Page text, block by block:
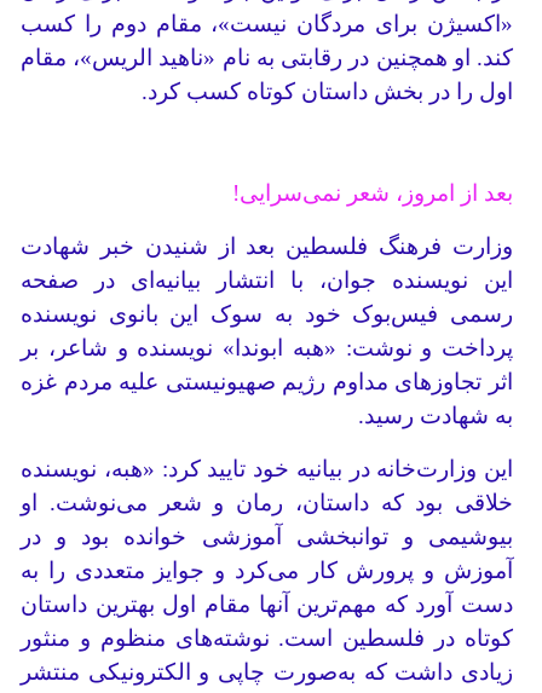
«اکسیژن برای مردگان نیست»، مقام دوم را کسب
کند. او همچنین در رقابتی به نام «ناهید الریس»، مقام
اول را در بخش داستان کوتاه کسب کرد.
بعد از امروز، شعر نمی‌سرایی!
وزارت فرهنگ فلسطین بعد از شنیدن خبر شهادت
این نویسنده جوان، با انتشار بیانیه‌ای در صفحه
رسمی فیس‌بوک خود به سوک این بانوی نویسنده
پرداخت و نوشت: «هبه ابوندا» نویسنده و شاعر، بر
اثر تجاوزهای مداوم رژیم صهیونیستی علیه مردم غزه
به شهادت رسید.
این وزارت‌خانه در بیانیه خود تایید کرد: «هبه، نویسنده
خلاقی بود که داستان، رمان و شعر می‌نوشت. او
بیوشیمی و توانبخشی آموزشی خوانده بود و در
آموزش و پرورش کار می‌کرد و جوایز متعددی را به
دست آورد که مهم‌ترین آنها مقام اول بهترین داستان
کوتاه در فلسطین است. نوشته‌های منظوم و منثور
زیادی داشت که به‌صورت چاپی و الکترونیکی منتشر